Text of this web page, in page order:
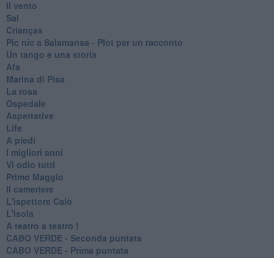
Il vento
Sal
Crianças
Pic nic a Salamansa - Plot per un racconto
Un tango e una storia
Afa
Marina di Pisa
La rosa
Ospedale
Aspettative
Life
A piedi
I migliori anni
Vi odio tutti
Primo Maggio
Il cameriere
L'ispettore Calò
L'isola
A teatro a teatro !
CABO VERDE - Seconda puntata
CABO VERDE - Prima puntata